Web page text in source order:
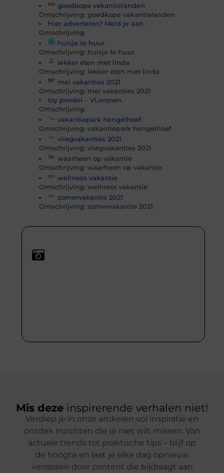
goedkope vakantielanden
Omschrijving: goedkope vakantielanden
Hier adverteren? Meld je aan.
Omschrijving:
huisje te huur
Omschrijving: huisje te huur
lekker eten met linda
Omschrijving: lekker eten met linda
mei vakanties 2021
Omschrijving: mei vakanties 2021
toy poedel – VLwonen
Omschrijving:
vakantiepark hengelhoef
Omschrijving: vakantiepark hengelhoef
vliegvakanties 2021
Omschrijving: vliegvakanties 2021
waarheen op vakantie
Omschrijving: waarheen op vakantie
wellness vakantie
Omschrijving: wellness vakantie
zomervakantie 2021
Omschrijving: zomervakantie 2021
Mis deze inspirerende verhalen niet!
Verdiep je in onze artikelen vol inspiratie en
ontdek inzichten die je niet wilt missen. Van
actuele trends tot praktische tips – blijf op
de hoogte en laat je elke dag opnieuw
verrassen door content die bijdraagt aan